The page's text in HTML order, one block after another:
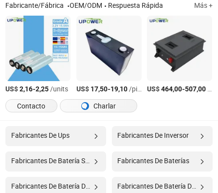
Fabricante/Fábrica
OEM/ODM Respuesta Rápida Más +
US$2,16-2,25/units US$ 17,50-19,10/pieces US$464,00-507,00
Contacto
Charlar
Fabricantes De Ups Fabricantes De Inversor
Fabricantes De Batería Solar Fabricantes De Baterías
Fabricantes De Batería De Almacenamiento Fabricantes De Batería De Inversor